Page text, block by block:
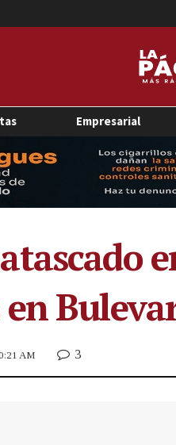
Empresarial
en
AM 3